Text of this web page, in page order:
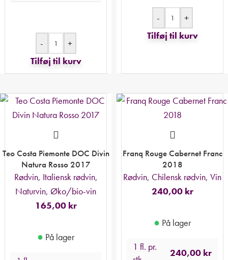
-
+
Tilføj til kurv
-
+
Tilføj til kurv
Teo Costa Piemonte DOC Divin
Natura Rosso 2017
Rødvin, Italiensk rødvin,
Naturvin, Øko/bio-vin
165,00 kr
● På lager
Franq Rouge Cabernet Franc
2018
Rødvin, Chilensk rødvin, Vin
240,00 kr
● På lager
1 fl. pr.
240,00 kr